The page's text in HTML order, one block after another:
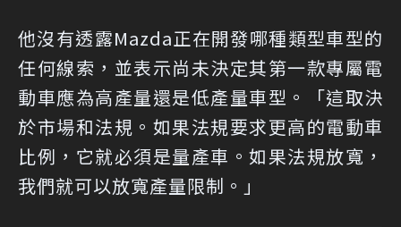
他沒有透露Mazda正在開發哪種類型車型的
任何線索，並表示尚未決定其第一款專屬電
動車應為高產量還是低產量車型。「這取決
於市場和法規。如果法規要求更高的電動車
比例，它就必須是量產車。如果法規放寬，
我們就可以放寬產量限制。」